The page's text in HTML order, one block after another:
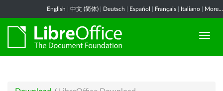
English 中文 (简体) Deutsch Español Français Italiano More...